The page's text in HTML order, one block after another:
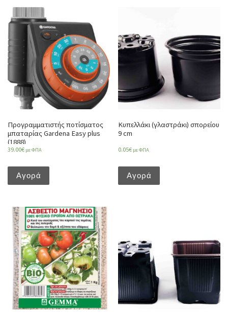
Προγραμματιστής ποτίσματος
μπαταρίας Gardena Easy plus
(1888)
39.00€ με ΦΠΑ
Αγορά
Κυπελλάκι (γλαστράκι) σπορείου
9 cm
0.05€ με ΦΠΑ
Αγορά